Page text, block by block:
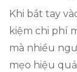
Khi bắt tay
kiệm chi phí
mà nhiều
mẹo hiệu